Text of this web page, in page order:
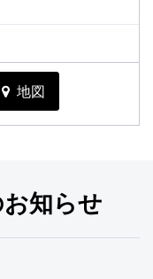
地図
知らせ